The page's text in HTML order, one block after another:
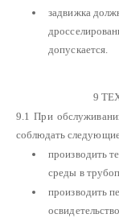
задвижка
допускается.
9
9.1 При
соблюдать
производить
среды в
производить